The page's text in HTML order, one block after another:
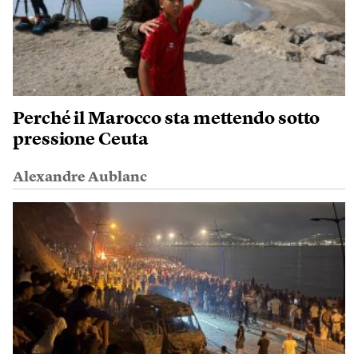
Perché il Marocco sta mettendo sotto
pressione Ceuta
Alexandre Aublanc